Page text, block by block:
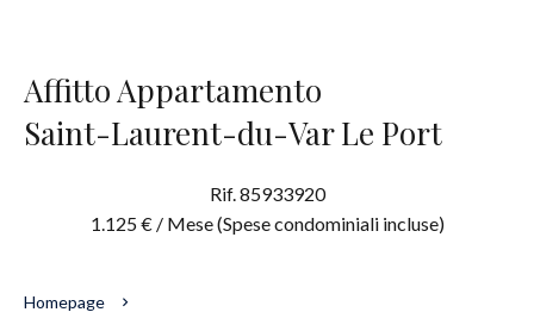
Affitto Appartamento
Saint-Laurent-du-Var Le Port
Rif. 85933920
1.125 € / Mese (Spese condominiali incluse)
Homepage